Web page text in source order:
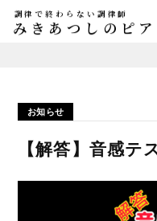
調律で終わらない調律師
みきあつしのピ
お知らせ
【解答】音感テ